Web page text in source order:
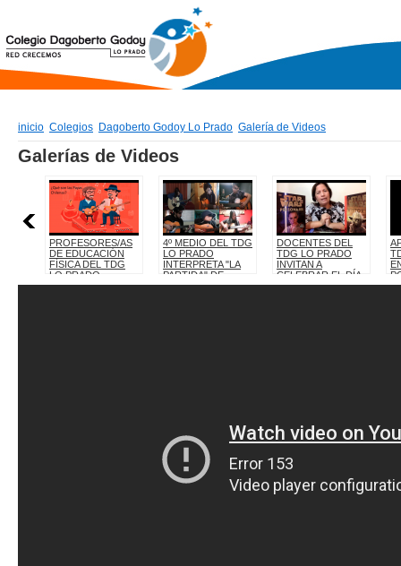
inicio Colegios Dagoberto Godoy Lo Prado Galería de Videos